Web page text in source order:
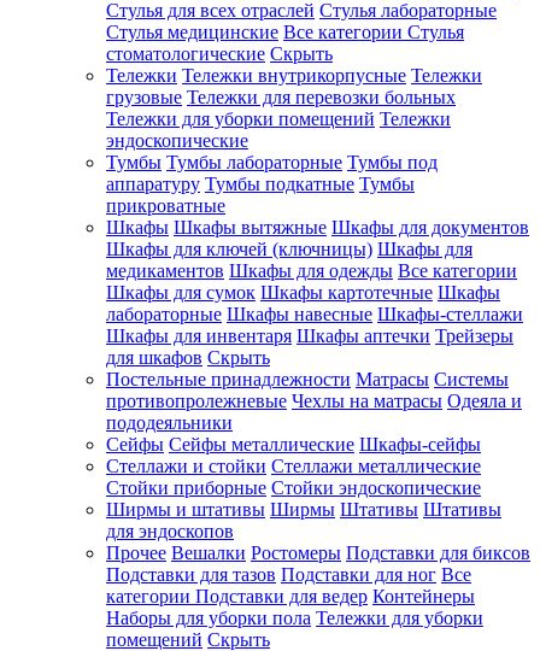
Стулья для всех отраслей Стулья лабораторные
Стулья медицинские Все категории Стулья
стоматологические Скрыть
Тележки Тележки внутрикорпусные Тележки
грузовые Тележки для перевозки больных
Тележки для уборки помещений Тележки
эндоскопические
Тумбы Тумбы лабораторные Тумбы под
аппаратуру Тумбы подкатные Тумбы
прикроватные
Шкафы Шкафы вытяжные Шкафы для документов
Шкафы для ключей (ключницы) Шкафы для
медикаментов Шкафы для одежды Все категории
Шкафы для сумок Шкафы картотечные Шкафы
лабораторные Шкафы навесные Шкафы-стеллажи
Шкафы для инвентаря Шкафы аптечки Трейзеры
для шкафов Скрыть
Постельные принадлежности Матрасы Системы
противопролежневые Чехлы на матрасы Одеяла и
пододеяльники
Сейфы Сейфы металлические Шкафы-сейфы
Стеллажи и стойки Стеллажи металлические
Стойки приборные Стойки эндоскопические
Ширмы и штативы Ширмы Штативы Штативы
для эндоскопов
Прочее Вешалки Ростомеры Подставки для биксов
Подставки для тазов Подставки для ног Все
категории Подставки для ведер Контейнеры
Наборы для уборки пола Тележки для уборки
помещений Скрыть